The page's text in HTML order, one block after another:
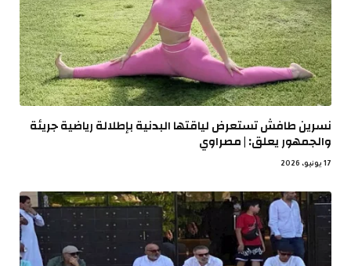
نسرين طافش تستعرض لياقتها البدنية بإطلالة رياضية جريئة
والجمهور يعلق: | مصراوي
17 يونيو، 2026